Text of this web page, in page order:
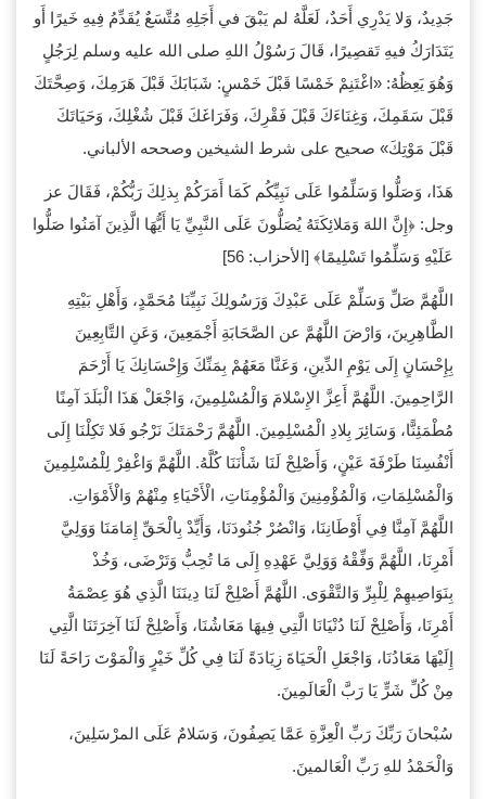
جَدِيدٌ، وَلا يَدْرِي أَحَدٌ، لَعَلَّهُ لم يَبْقَ في أَجَلِهِ مُتَّسَعٌ يُقَدِّمُ فِيهِ خَيرًا أَو
يَتَدَارَكُ فيهِ تَقصِيرًا، قَالَ رَسُوْلُ اللهِ صلى الله عليه وسلم لِرَجُلٍ
وَهُوَ يَعِظُهُ: «اغْتَنِمْ خَمْسًا قَبْلَ خَمْسٍ: شَبَابَكَ قَبْلَ هَرَمِكَ، وَصِحَّتَكَ
قَبْلَ سَقَمِكَ، وَغِنَاءَكَ قَبْلَ فَقْرِكَ، وَفَرَاغَكَ قَبْلَ شُغْلِكَ، وَحَيَاتَكَ
قَبْلَ مَوْتِكَ» صحيح على شرط الشيخين وصححه اﻷلباني.
هَذَا، وَصَلُّوا وَسَلِّمُوا عَلَى نَبِيِّكُم كَمَا أَمَرَكُمْ بِذلِكَ رَبُّكُمْ، فَقَالَ عز
وجل: ﴿إِنَّ اللهَ وَمَلائِكَتَهُ يُصَلُّونَ عَلَى النَّبِيِّ يَا أَيُّهَا الَّذِينَ آمَنُوا صَلُّوا
عَلَيْهِ وَسَلِّمُوا تَسْلِيمًا﴾ [الأحزاب: 56]
‎اللَّهُمَّ صَلِّ وَسَلِّمْ عَلَى عَبْدِكَ وَرَسُولِكَ نَبِيِّنَا مُحَمَّدٍ، وَأَهْلِ بَيْتِهِ
الطَّاهِرِينَ، وَارْضَ اللَّهُمَّ عن الصَّحَابَةِ أَجْمَعِينَ، وَعَنِ التَّابِعِينَ
بِإِحْسَانٍ إِلَى يَوْمِ الدِّينِ، وَعَنَّا مَعَهُمْ بِمَنِّكَ وَإِحْسَانِكَ يَا أَرْحَمَ
الرَّاحِمِينَ. اللَّهُمَّ أَعِزَّ الإِسْلامَ وَالْمُسْلِمِينَ، وَاجْعَلْ هَذَا الْبَلَدَ آمِنًا
مُطْمَئِنًّا، وَسَائِرَ بِلادِ الْمُسْلِمِينَ. اللَّهُمَّ رَحْمَتَكَ نَرْجُو فَلا تَكِلْنَا إِلَى
أَنْفُسِنَا طَرْفَةَ عَيْنٍ، وَأَصْلِحْ لَنَا شَأْنَنَا كُلَّهُ. اللَّهُمَّ وَاغْفِرْ لِلْمُسْلِمِينَ
وَالْمُسْلِمَاتِ، وَالْمُؤْمِنِينَ وَالْمُؤْمِنَاتِ، الْأَحْيَاءِ مِنْهُمْ وَالْأَمْوَاتِ.
اللَّهُمَّ آمِنَّا فِي أَوْطَانِنَا، وَانْصُرْ جُنُودَنَا، وَأَيِّدْ بِالْحَقِّ إِمَامَنَا وَوَلِيَّ
أَمْرِنَا، اللَّهُمَّ وَفِّقْهُ وَوَلِيَّ عَهْدِهِ إِلَى مَا تُحِبُّ وَتَرْضَى، وَخُذْ
بِنَوَاصِيهِمْ لِلْبِرِّ وَالتَّقْوَى. اللَّهُمَّ أَصْلِحْ لَنَا دِينَنَا الَّذِي هُوَ عِصْمَةُ
أَمْرِنَا، وَأَصْلِحْ لَنَا دُنْيَانَا الَّتِي فِيهَا مَعَاشُنَا، وَأَصْلِحْ لَنَا آخِرَتَنَا الَّتِي
إِلَيْهَا مَعَادُنَا، وَاجْعَلِ الْحَيَاةَ زِيَادَةً لَنَا فِي كُلِّ خَيْرٍ وَالْمَوْتَ رَاحَةً لَنَا
مِنْ كُلِّ شَرٍّ يَا رَبَّ الْعَالَمِينَ.
سُبْحانَ رَبِّكَ رَبِّ الْعِزَّةِ عَمَّا يَصِفُونَ، وَسَلامٌ عَلَى المرْسَلِينَ،
وَالْحَمْدُ للهِ رَبِّ الْعَالمينَ.